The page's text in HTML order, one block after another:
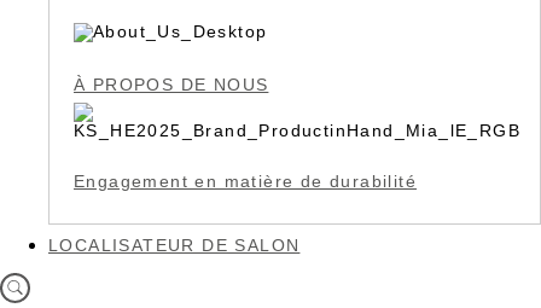
À PROPOS DE NOUS
Engagement en matière de durabilité
LOCALISATEUR DE SALON